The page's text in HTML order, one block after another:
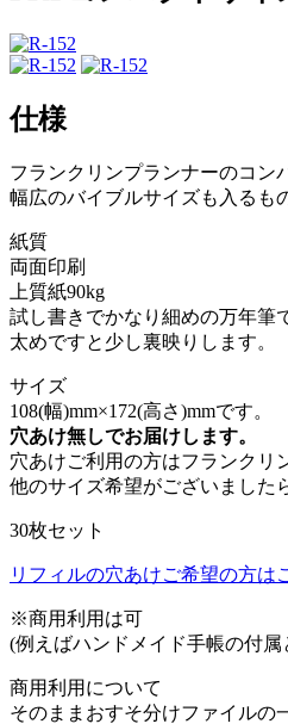
仕様
フランクリンプランナーのコン
幅広のバイブルサイズも入るも
紙質
両面印刷
上質紙90kg
試し書きでかなり細めの万年筆
太めですと少し裏映りします。
サイズ
108(幅)mm×172(高さ)mmです。
穴あけ無しでお届けします。
穴あけご利用の方はフランクリ
他のサイズ希望がございました
30枚セット
リフィルの穴あけご希望の方は
※商用利用は可
(例えばハンドメイド手帳の付
商用利用について
そのままおすそ分けファイルの